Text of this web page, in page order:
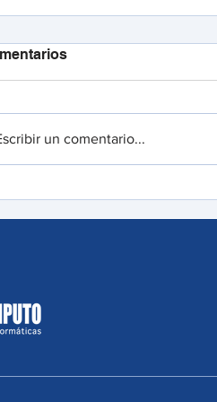
un comentario...